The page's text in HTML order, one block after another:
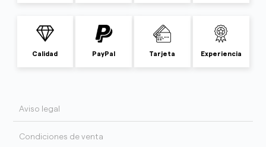
Calidad PayPal Tarjeta Experiencia
Aviso legal
Condiciones de venta